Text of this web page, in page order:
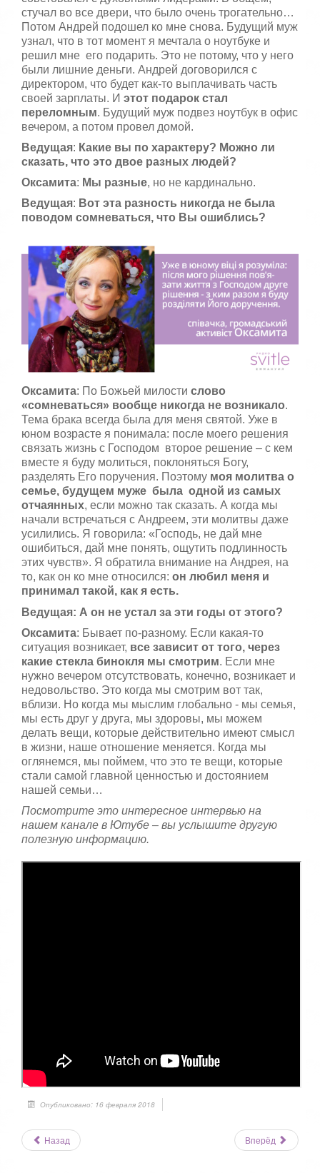
стучал во все двери, что было очень трогательно…
Потом Андрей подошел ко мне снова. Будущий муж
узнал, что в тот момент я мечтала о ноутбуке и
решил мне его подарить. Это не потому, что у него
были лишние деньги. Андрей договорился с
директором, что будет как-то выплачивать часть
своей зарплаты. И этот подарок стал
переломным. Будущий муж подвез ноутбук в офис
вечером, а потом провел домой.
Ведущая: Какие вы по характеру? Можно ли
сказать, что это двое разных людей?
Оксамита: Мы разные, но не кардинально.
Ведущая: Вот эта разность никогда не была
поводом сомневаться, что Вы ошиблись?
Оксамита: По Божьей милости слово
«сомневаться» вообще никогда не возникало.
Тема брака всегда была для меня святой. Уже в
юном возрасте я понимала: после моего решения
связать жизнь с Господом второе решение – с кем
вместе я буду молиться, поклоняться Богу,
разделять Его поручения. Поэтому моя молитва о
семье, будущем муже была одной из самых
отчаянных, если можно так сказать. А когда мы
начали встречаться с Андреем, эти молитвы даже
усилились. Я говорила: «Господь, не дай мне
ошибиться, дай мне понять, ощутить подлинность
этих чувств». Я обратила внимание на Андрея, на
то, как он ко мне относился: он любил меня и
принимал такой, как я есть.
Ведущая: А он не устал за эти годы от этого?
Оксамита: Бывает по-разному. Если какая-то
ситуация возникает, все зависит от того, через
какие стекла бинокля мы смотрим. Если мне
нужно вечером отсутствовать, конечно, возникает и
недовольство. Это когда мы смотрим вот так,
вблизи. Но когда мы мыслим глобально - мы семья,
мы есть друг у друга, мы здоровы, мы можем
делать вещи, которые действительно имеют смысл
в жизни, наше отношение меняется. Когда мы
оглянемся, мы поймем, что это те вещи, которые
стали самой главной ценностью и достоянием
нашей семьи…
Посмотрите это интересное интервью на
нашем канале в Ютубе – вы услышите другую
полезную информацию.
Опубликовано: 16 февраля 2018
Назад Вперёд